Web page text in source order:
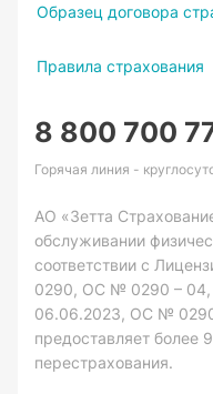
Образец договора
Правила страхования
8 800 700
Горячая линия -
АО «Зетта
обслуживании
соответствии с
0290, ОС № 0290 –
06.06.2023, ОС №
предоставляет более
перестрахования.